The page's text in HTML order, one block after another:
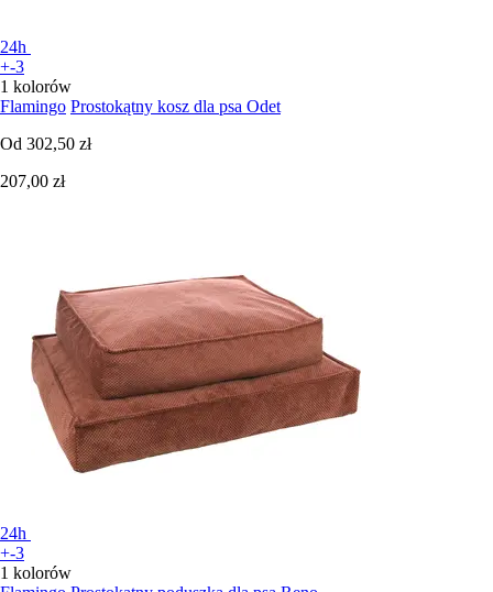
24h
+-3
1 kolorów
Flamingo Prostokątny kosz dla psa Odet
Od 302,50 zł
207,00 zł
24h
+-3
1 kolorów